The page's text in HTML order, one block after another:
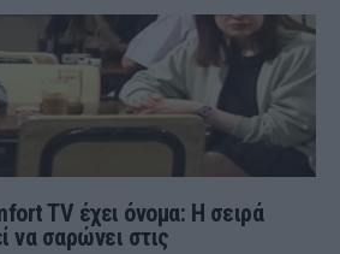
TV έχει όνομα: Η σειρά
να σαρώνει στις